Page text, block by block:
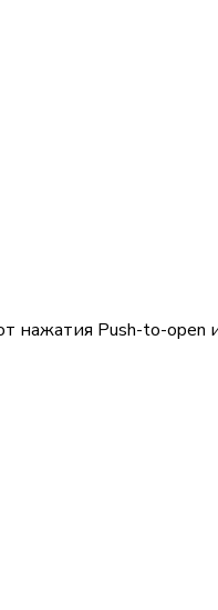
нажатия Push-to-open